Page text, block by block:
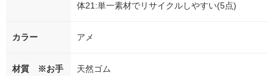
体21:単一素材でリサイクルしやすい(5点)
カラー アメ
材質 ※お手
天然ゴム